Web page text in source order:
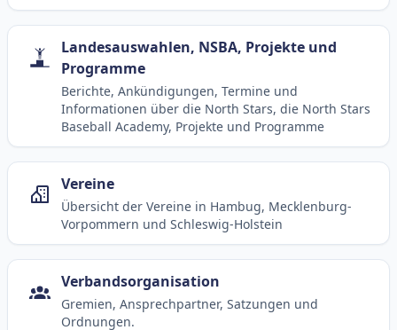
Landesauswahlen, NSBA, Projekte und
Programme
Berichte, Ankündigungen, Termine und
Informationen über die North Stars, die North Stars
Baseball Academy, Projekte und Programme
Vereine
Übersicht der Vereine in Hambug, Mecklenburg-
Vorpommern und Schleswig-Holstein
Verbandsorganisation
Gremien, Ansprechpartner, Satzungen und
Ordnungen.